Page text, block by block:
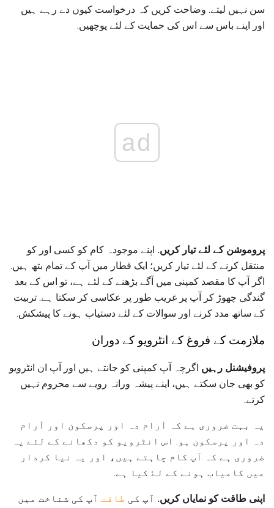
سن نہیں لیتے. وضاحت کریں کہ درخواست کیوں دے رہے ہیں
اور اپنے باس سے اس کی حمایت کے لئے پوچھیں.
ad
پروموشن کے لئے تیار کریں. اپنے موجودہ کام کو کسی اور کو
منتقل کرنے کے لئے تیار کریں؛ ایک قطار میں آپ کے تمام بتھ ہیں.
اگر آپ کا مقصد کمپنی میں آگے بڑھنے کے لئے ہے، تو اس کے بعد
گندگی چھوڑ کر آپ پر غریب طور پر عکاسی کر سکتا ہے. تربیت
کے ساتھ مدد کرنے اور سوالات کے لئے دستیاب ہونے کا پیشکش.
ملازمت کے فروغ کے انٹرویو کے دوران
پروفیشنل رہیں اگرچہ آپ کمپنی کو جانتے ہیں اور آپ ان انٹرویو
کو بھی جان سکتے ہیں، اپنے پیشہ ورانہ رویے سے محروم نہیں
کرتے.
یہ بہت ضروری ہے کہ آرام دہ اور پرسکون اور آرام
دہ اور پرسکون ہو. اس انٹرویو کو دکھانے کے لئے یہ
ضروری ہے کہ آپ کام چاہتے ہیں، اور یہ نیا کردار
میں کامیاب ہونے کے لۓ کیا ہے.
اپنی طاقت کو نمایاں کریں. آپ کی طاقت آپ کی شناخت میں